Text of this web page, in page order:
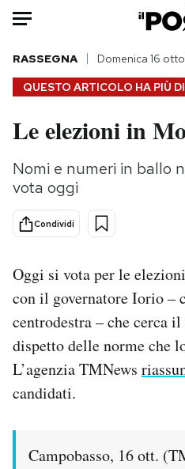
HOME
Italia
Politica
Tecnologia
Internet
Cultura
Sport
PODCAST
QUESTO ARTICOLO HA PIÙ DI
RASSEGNA Domenica 16
Le elezioni in
Nomi e numeri in ballo
vota oggi
Condividi
Oggi si vota per le
con il governatore Iorio –
centrodestra – che cerca
dispetto delle norme che
L’agenzia TMNews
candidati.
Campobasso, 16 ott.